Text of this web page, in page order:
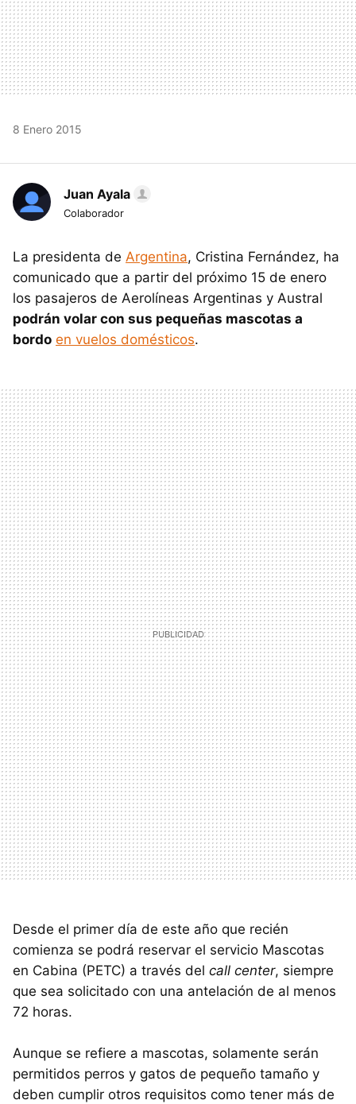
8 Enero 2015
Juan Ayala
Colaborador
La presidenta de Argentina, Cristina Fernández, ha
comunicado que a partir del próximo 15 de enero
los pasajeros de Aerolíneas Argentinas y Austral
podrán volar con sus pequeñas mascotas a
bordo en vuelos domésticos.
Desde el primer día de este año que recién
comienza se podrá reservar el servicio Mascotas
en Cabina (PETC) a través del call center, siempre
que sea solicitado con una antelación de al menos
72 horas.
Aunque se refiere a mascotas, solamente serán
permitidos perros y gatos de pequeño tamaño y
deben cumplir otros requisitos como tener más de